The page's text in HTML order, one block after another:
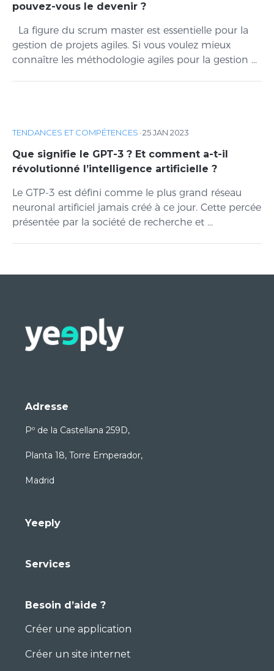
pouvez-vous le devenir ?
La figure du scrum master est essentielle pour la
gestion de projets agiles. Si vous voulez mieux
connaître les méthodologie agiles pour la gestion ...
TENDANCES ET COMPÉTENCES ·25 JAN 2023
Que signifie le GPT-3 ? Et comment a-t-il
révolutionné l’intelligence artificielle ?
Le GTP-3 est défini comme le plus grand réseau
neuronal artificiel jamais créé à ce jour. Cette percée
présentée par la société de recherche et ...
Adresse
Pº de la Castellana 259D,
Planta 18, Torre Emperador,
Madrid
Yeeply
Services
Besoin d’aide ?
Créer une application
Créer un site internet